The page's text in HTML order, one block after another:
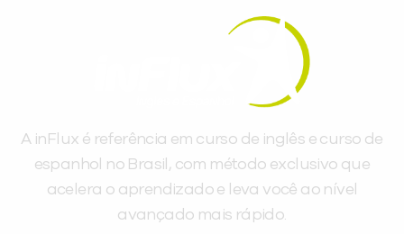
A inFlux é referência em curso de inglês e curso de
espanhol no Brasil, com método exclusivo que
acelera o aprendizado e leva você ao nível
avançado mais rápido.